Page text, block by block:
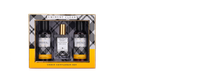
“Рыбий хвост” + пена
для ванны｜ODM под
заказ, прямые
поставки с фабрики